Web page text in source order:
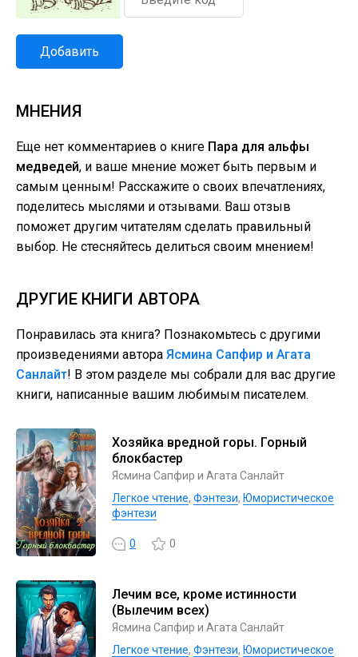
Добавить
МНЕНИЯ
Еще нет комментариев о книге Пара для альфы
медведей, и ваше мнение может быть первым и
самым ценным! Расскажите о своих впечатлениях,
поделитесь мыслями и отзывами. Ваш отзыв
поможет другим читателям сделать правильный
выбор. Не стесняйтесь делиться своим мнением!
ДРУГИЕ КНИГИ АВТОРА
Понравилась эта книга? Познакомьтесь с другими
произведениями автора Ясмина Сапфир и Агата
Санлайт! В этом разделе мы собрали для вас другие
книги, написанные вашим любимым писателем.
Хозяйка вредной горы. Горный
блокбастер
Ясмина Сапфир и Агата Санлайт
Легкое чтение, Фэнтези, Юмористическое
фэнтези
0 0
Лечим все, кроме истинности
(Вылечим всех)
Ясмина Сапфир и Агата Санлайт
Легкое чтение, Фэнтези, Юмористическое